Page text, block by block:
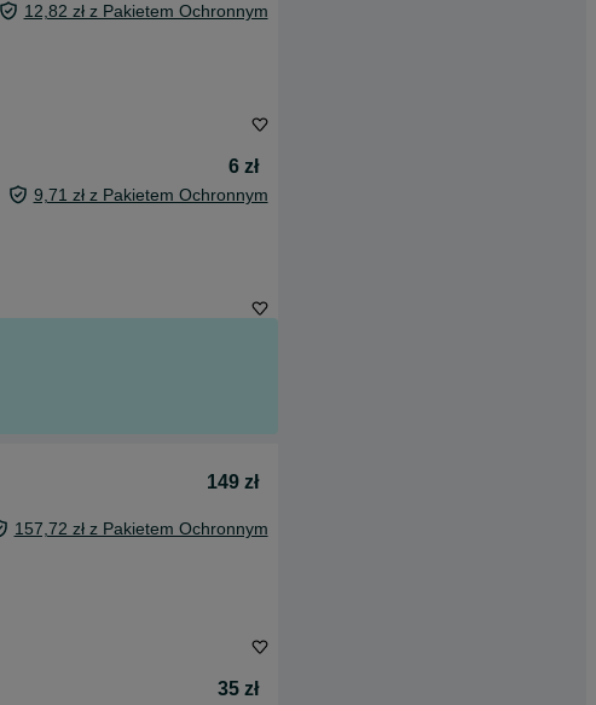
12,82 zł z Pakietem Ochronnym
6 zł
9,71 zł z Pakietem Ochronnym
149 zł
157,72 zł z Pakietem Ochronnym
35 zł